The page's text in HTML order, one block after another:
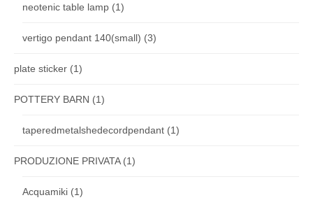
neotenic table lamp (1)
vertigo pendant 140(small) (3)
plate sticker (1)
POTTERY BARN (1)
taperedmetalshedecordpendant (1)
PRODUZIONE PRIVATA(1)
Acquamiki (1)